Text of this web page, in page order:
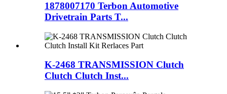
1878007170 Terbon Automotive
Drivetrain Parts T...
K-2468 TRANSMISSION Clutch
Clutch Clutch Inst...